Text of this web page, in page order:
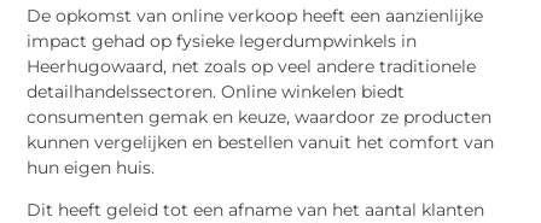
De opkomst van online verkoop heeft een aanzienlijke
impact gehad op fysieke legerdumpwinkels in
Heerhugowaard, net zoals op veel andere traditionele
detailhandelssectoren. Online winkelen biedt
consumenten gemak en keuze, waardoor ze producten
kunnen vergelijken en bestellen vanuit het comfort van
hun eigen huis.
Dit heeft geleid tot een afname van het aantal klanten